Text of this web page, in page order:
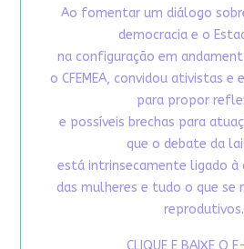
Ao fomentar um diálogo
democracia e o
na configuração em
o CFEMEA, convidou ativistas
para propor
e possíveis brechas para
que o debate da
está intrinsecamente ligado à
das mulheres e tudo o que se
reprodutivos.
CLIQUE E BAIXE O